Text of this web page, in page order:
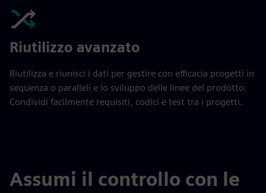
Riutilizzo avanzato
Riutilizza e riunisci i dati per gestire con efficacia progetti in
sequenza o paralleli e lo sviluppo delle linee del prodotto.
Condividi facilmente requisiti, codici e test tra i progetti.
Assumi il controllo con le